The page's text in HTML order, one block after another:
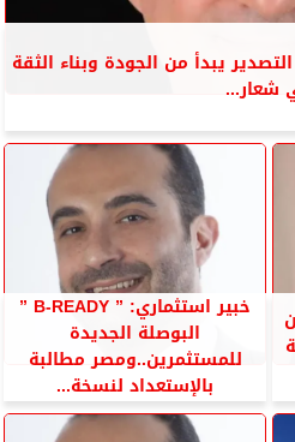
يبدأ من الجودة وبناء الثقة
شعار...
خبير استثماري: ” B-READY ”
البوصلة الجديدة
للمستثمرين..ومصر مطالبة
بالإستعداد لنسخة...